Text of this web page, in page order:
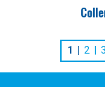
1 2 3